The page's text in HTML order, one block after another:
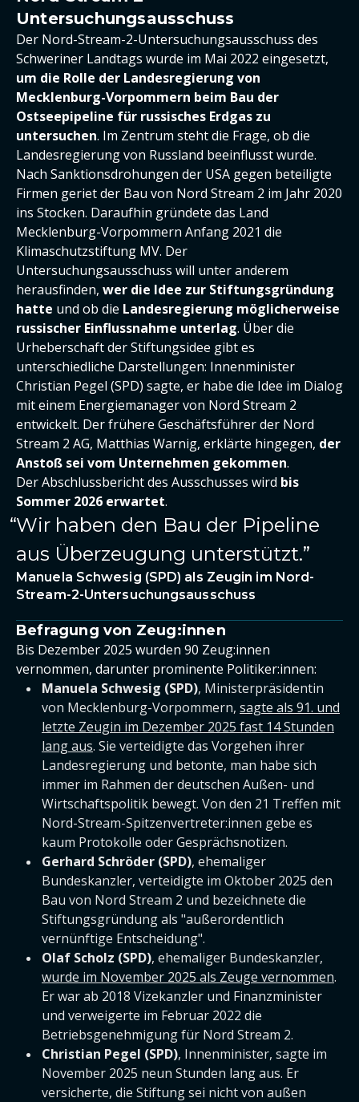
Untersuchungsausschuss
Der Nord-Stream-2-Untersuchungsausschuss des
Schweriner Landtags wurde im Mai 2022 eingesetzt,
um die Rolle der Landesregierung von
Mecklenburg-Vorpommern beim Bau der
Ostseepipeline für russisches Erdgas zu
untersuchen. Im Zentrum steht die Frage, ob die
Landesregierung von Russland beeinflusst wurde.
Nach Sanktionsdrohungen der USA gegen beteiligte
Firmen geriet der Bau von Nord Stream 2 im Jahr 2020
ins Stocken. Daraufhin gründete das Land
Mecklenburg-Vorpommern Anfang 2021 die
Klimaschutzstiftung MV. Der
Untersuchungsausschuss will unter anderem
herausfinden, wer die Idee zur Stiftungsgründung
hatte und ob die Landesregierung möglicherweise
russischer Einflussnahme unterlag. Über die
Urheberschaft der Stiftungsidee gibt es
unterschiedliche Darstellungen: Innenminister
Christian Pegel (SPD) sagte, er habe die Idee im Dialog
mit einem Energiemanager von Nord Stream 2
entwickelt. Der frühere Geschäftsführer der Nord
Stream 2 AG, Matthias Warnig, erklärte hingegen, der
Anstoß sei vom Unternehmen gekommen.
Der Abschlussbericht des Ausschusses wird bis
Sommer 2026 erwartet.
Wir haben den Bau der Pipeline
aus Überzeugung unterstützt.
Manuela Schwesig (SPD) als Zeugin im Nord-
Stream-2-Untersuchungsausschuss
Befragung von Zeug:innen
Bis Dezember 2025 wurden 90 Zeug:innen
vernommen, darunter prominente Politiker:innen:
Manuela Schwesig (SPD), Ministerpräsidentin
von Mecklenburg-Vorpommern, sagte als 91. und
letzte Zeugin im Dezember 2025 fast 14 Stunden
lang aus. Sie verteidigte das Vorgehen ihrer
Landesregierung und betonte, man habe sich
immer im Rahmen der deutschen Außen- und
Wirtschaftspolitik bewegt. Von den 21 Treffen mit
Nord-Stream-Spitzenvertreter:innen gebe es
kaum Protokolle oder Gesprächsnotizen.
Gerhard Schröder (SPD), ehemaliger
Bundeskanzler, verteidigte im Oktober 2025 den
Bau von Nord Stream 2 und bezeichnete die
Stiftungsgründung als "außerordentlich
vernünftige Entscheidung".
Olaf Scholz (SPD), ehemaliger Bundeskanzler,
wurde im November 2025 als Zeuge vernommen.
Er war ab 2018 Vizekanzler und Finanzminister
und verweigerte im Februar 2022 die
Betriebsgenehmigung für Nord Stream 2.
Christian Pegel (SPD), Innenminister, sagte im
November 2025 neun Stunden lang aus. Er
versicherte, die Stiftung sei nicht von außen